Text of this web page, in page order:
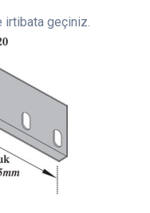
irtibata geçiniz.